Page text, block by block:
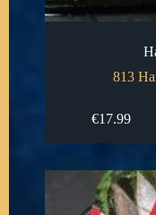
813
€17.99